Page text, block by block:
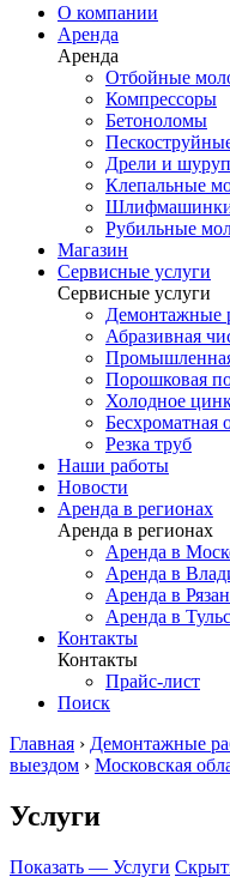
О компании
Аренда
Аренда
Отбойные
Компрессоры
Бетоноломы
Дрели и
Клепальные
Рубильные
Магазин
Сервисные услуги
Сервисные услуги
Демонтажные
Абразивная
Порошковая
Холодное
Бесхроматная
Резка труб
Наши работы
Новости
Аренда в регионах
Аренда в регионах
Аренда в
Аренда в
Аренда в
Аренда в
Контакты
Контакты
Прайс-лист
Поиск
Главная › Демонтажные
выездом › Московская
Услуги
Показать — Услуги